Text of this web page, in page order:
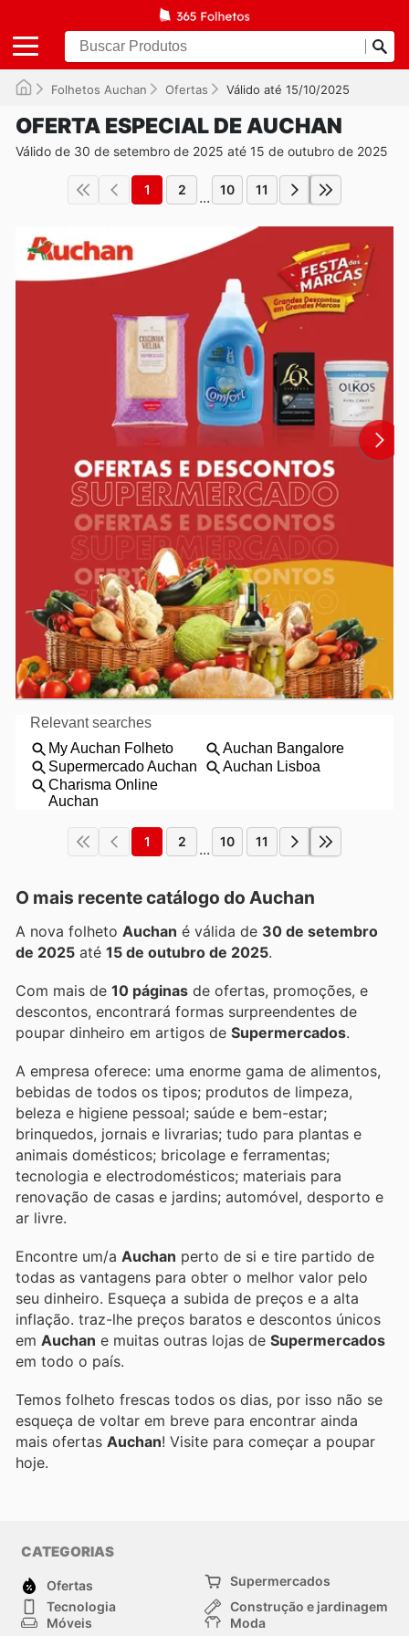
Folhetos Auchan Ofertas Válido até 15/10/2025
OFERTA ESPECIAL DE AUCHAN
Válido de 30 de setembro de 2025 até 15 de outubro de 2025
1 2 ... 10 11
1 2 ... 10 11
O mais recente catálogo do Auchan
A nova folheto Auchan é válida de 30 de setembro
de 2025 até 15 de outubro de 2025.
Com mais de 10 páginas de ofertas, promoções, e
descontos, encontrará formas surpreendentes de
poupar dinheiro em artigos de Supermercados.
A empresa oferece: uma enorme gama de alimentos,
bebidas de todos os tipos; produtos de limpeza,
beleza e higiene pessoal; saúde e bem-estar;
brinquedos, jornais e livrarias; tudo para plantas e
animais domésticos; bricolage e ferramentas;
tecnologia e electrodomésticos; materiais para
renovação de casas e jardins; automóvel, desporto e
ar livre.
Encontre um/a Auchan perto de si e tire partido de
todas as vantagens para obter o melhor valor pelo
seu dinheiro. Esqueça a subida de preços e a alta
inflação. traz-lhe preços baratos e descontos únicos
em Auchan e muitas outras lojas de Supermercados
em todo o país.
Temos folheto frescas todos os dias, por isso não se
esqueça de voltar em breve para encontrar ainda
mais ofertas Auchan ! Visite para começar a poupar
hoje.
CATEGORIAS
Ofertas
Supermercados
Tecnologia
Construção e jardinagem
Móveis
Moda